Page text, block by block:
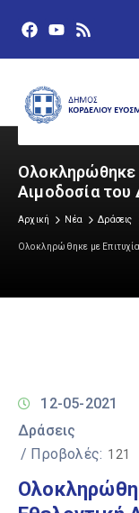
Ολοκληρώθηκε
Αιμοδοσία
Αρχική Νέα Δράσεις
Ολοκληρώθηκε με Επιτυχία
12-05-2021
Δράσεις
/ Προβολές: 121